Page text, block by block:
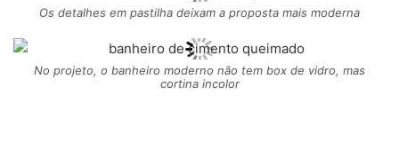
Os detalhes em pastilha deixam a proposta mais moderna
No projeto, o banheiro moderno não tem box de vidro, mas
cortina incolor